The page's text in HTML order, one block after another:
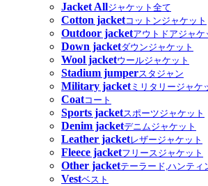
Jacket Allジャケット全て
Cotton jacketコットンジャケット
Outdoor jacketアウトドアジャケ
Down jacketダウンジャケット
Wool jacketウールジャケット
Stadium jumperスタジャン
Military jacketミリタリージャケ
Coatコート
Sports jacketスポーツジャケット
Denim jacketデニムジャケット
Leather jacketレザージャケット
Fleece jacketフリースジャケット
Other jacketテーラード,ハンティ
Vestベスト